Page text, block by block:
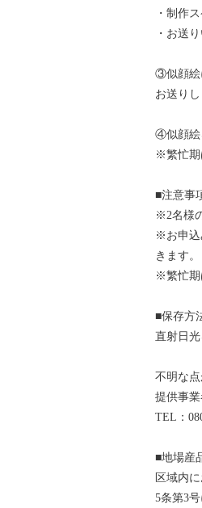
・制作
・お送
③似顔絵
お送り
④似顔絵
※繁忙期
■注意事
※2名様
※お申込
きます。
※繁忙期
■保存方
直射日光
不明な
提供事
TEL：
■地場産
区域内
5条第3